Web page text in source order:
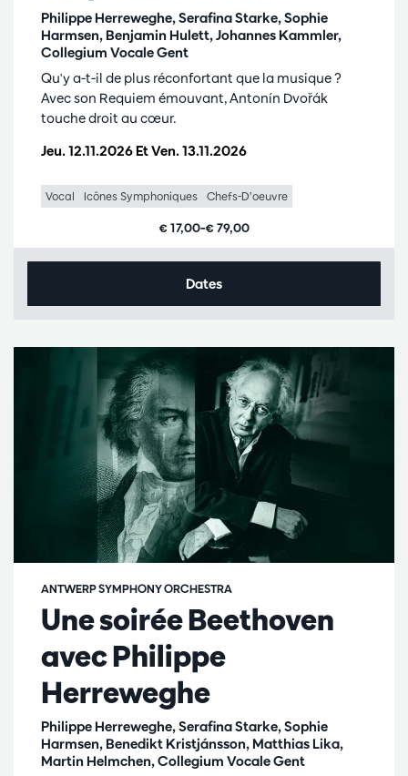
Philippe Herreweghe, Serafina Starke, Sophie
Harmsen, Benjamin Hulett, Johannes Kammler,
Collegium Vocale Gent
Jeu. 12.11.2026 EtVen. 13.11.2026
Qu'y a-t-il de plus réconfortant que la musique ?
Avec son Requiem émouvant, Antonín Dvořák
touche droit au cœur.
Vocal Icônes Symphoniques Chefs-D’oeuvre
€ 17,00–€ 79,00
Dates
Une soirée Beethoven
avec Philippe
Herreweghe
Philippe Herreweghe, Serafina Starke, Sophie
Harmsen, Benedikt Kristjánsson, Matthias Lika,
Martin Helmchen, Collegium Vocale Gent
ANTWERP SYMPHONY ORCHESTRA